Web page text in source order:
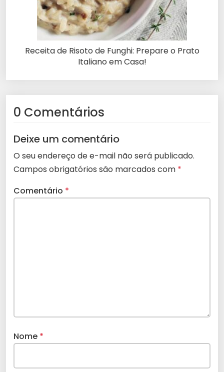
Receita de Risoto de Funghi: Prepare o Prato
Italiano em Casa!
0 Comentários
Deixe um comentário
O seu endereço de e-mail não será publicado.
Campos obrigatórios são marcados com *
Comentário *
Nome *